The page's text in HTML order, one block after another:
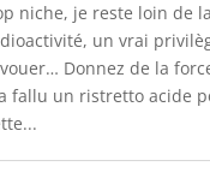
niche, je reste loin de la
un vrai
Donnez de la
fallu un ristretto acide